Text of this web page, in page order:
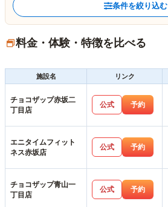
条件を絞り込む
料金・体験・特徴を比べる
施設名
リンク
チョコザップ赤坂二
丁目店
公式 予約
エニタイムフィット
ネス赤坂店
公式 予約
チョコザップ青山一
丁目店
公式 予約